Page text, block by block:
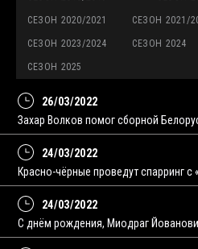
СЕЗОН 2020/2021 СЕЗОН 2021/
СЕЗОН 2023/2024 СЕЗОН 2024
СЕЗОН 2025
26/03/2022
Захар Волков помог сборной
24/03/2022
Красно-чёрные проведут спарринг
24/03/2022
С днём рождения, Миодраг